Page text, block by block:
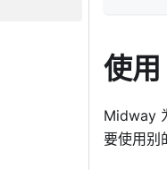
使
Midway
要使用别